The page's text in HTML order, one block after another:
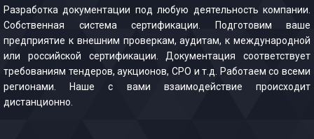
Разработка документации под любую деятельность компании.
Собственная система сертификации. Подготовим ваше
предприятие к внешним проверкам, аудитам, к международной
или российской сертификации. Документация соответствует
требованиям тендеров, аукционов, СРО и т.д. Работаем со всеми
регионами. Наше с вами взаимодействие происходит
дистанционно.